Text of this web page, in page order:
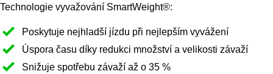
Technologie vyvažování SmartWeight®:
Poskytuje nejhladší jízdu při nejlepším vyvážení
Úspora času díky redukci množství a velikosti závaží
Snižuje spotřebu závaží až o 35 %